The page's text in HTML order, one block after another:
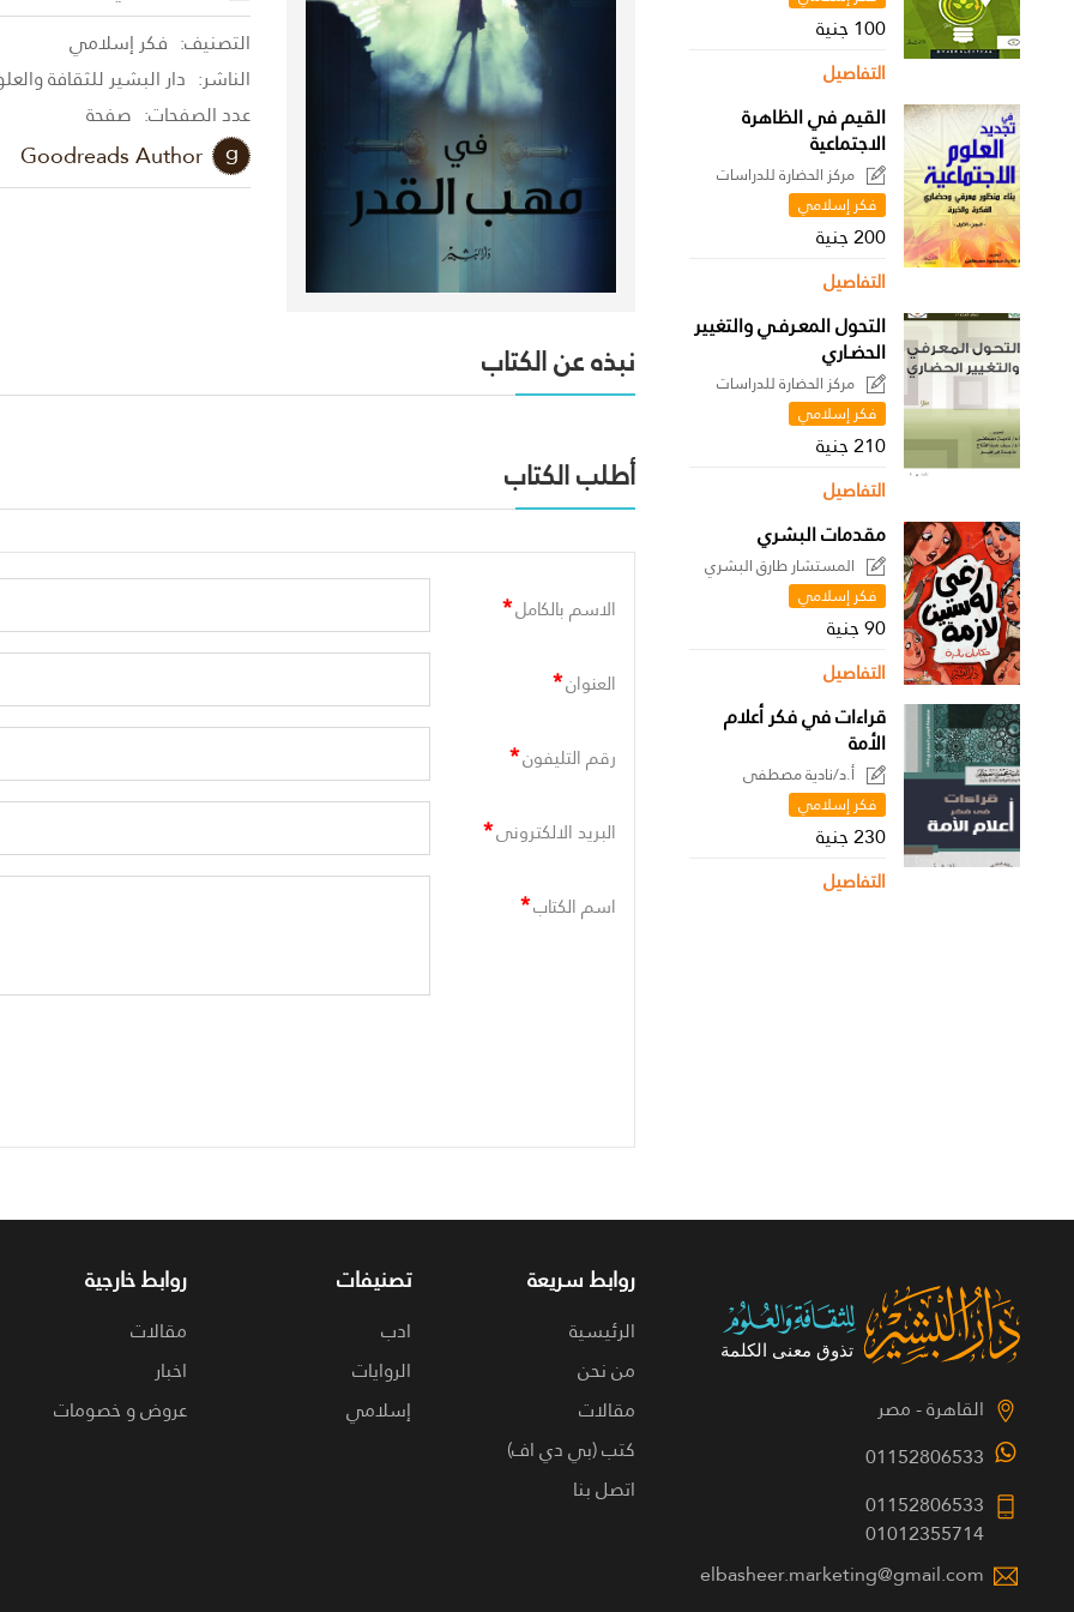
100 جنية
التفاصيل
القيم في الظاهرة
الاجتماعية
مركز الحضارة للدراسات
السياسية
فكر إسلامي
200 جنية
التفاصيل
التحول المعـرفـي والتغيير
الحضـاري
مركز الحضارة للدراسات
السياسية
فكر إسلامي
210 جنية
التفاصيل
مقدمات البشري
المستشار طارق البشري
فكر إسلامي
90 جنية
التفاصيل
قراءات في فكر أعلام
الأمة
أ.د/نادية مصطفى
فكر إسلامي
230 جنية
التفاصيل
التصنيف: فكر إسلامي
الناشر: دار البشير للثقافة
عدد الصفحات: صفحة
Goodreads Author
نبذه عن الكتاب
أطلب الكتاب
الاسم بالكامل*
العنوان*
رقم التليفون*
البريد الالكترونى*
اسم الكتاب*
القاهرة - مصر
01152806533
01152806533
01012355714
elbasheer.marketing@gmail.com
روابط سريعة
الرئيسية
من نحن
مقالات
كتب (بي دي اف)
اتصل بنا
تصنيفات
ادب
الروايات
إسلامي
روابط خارجية
مقالات
اخبار
عروض و خصومات